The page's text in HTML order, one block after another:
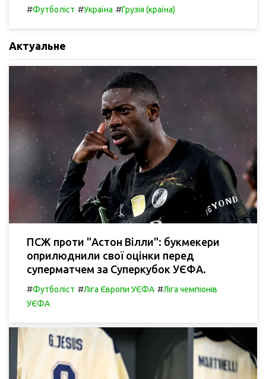
#Футболіст #Україна #Грузія (країна)
Актуальне
ПСЖ проти "Астон Вілли": букмекери
оприлюднили свої оцінки перед
суперматчем за Суперкубок УЄФА.
#Футболіст #Ліга Європи УЄФА #Ліга чемпіонів
УЄФА